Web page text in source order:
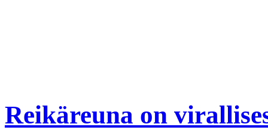
Reikäreuna on